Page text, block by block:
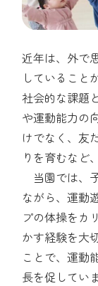
近年は、外で
していること
社会的な課題
や運動能力の
けでなく、友
りを育むなど
当園では、
ながら、運動
プの体操をカ
かす経験を大
ことで、運動
長を促してい